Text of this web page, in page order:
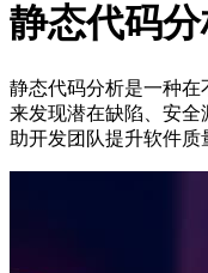
静态代码
静态代码分析是一种
来发现潜在缺陷、安
助开发团队提升软件质